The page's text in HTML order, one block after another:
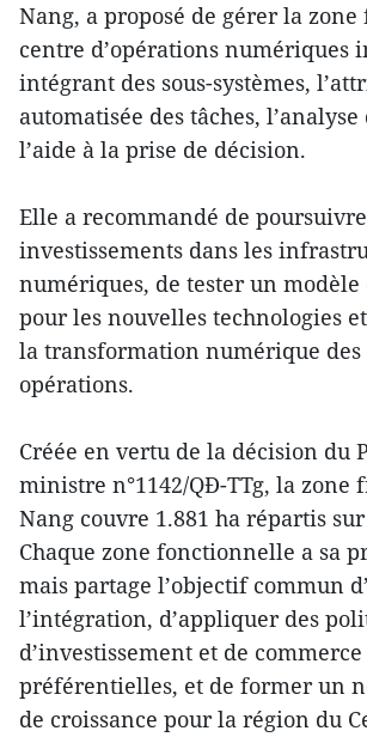
Nang, a proposé de gérer la
centre d’opérations numériques
intégrant des sous-systèmes,
automatisée des tâches,
l’aide à la prise de décision.
Elle a recommandé de
investissements dans les
numériques, de tester un modèle
pour les nouvelles technologies
la transformation numérique des
opérations.
Créée en vertu de la décision du
ministre n°1142/QĐ-TTg, la zone
Nang couvre 1.881 ha répartis
Chaque zone fonctionnelle a sa
mais partage l’objectif commun
l’intégration, d’appliquer des
d’investissement et de commerce
préférentielles, et de former un
de croissance pour la région du